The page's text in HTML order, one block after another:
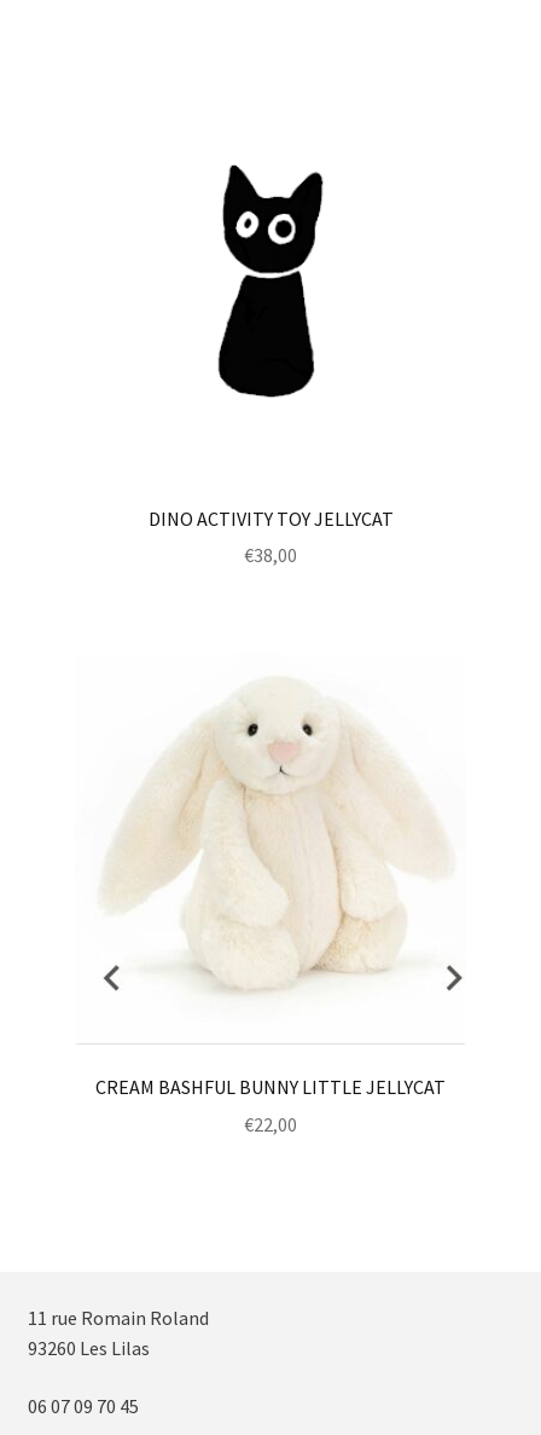
DINO ACTIVITY TOY JELLYCAT
€38,00
CREAM BASHFUL BUNNY LITTLE JELLYCAT
€22,00
11 rue Romain Roland
93260 Les Lilas
06 07 09 70 45